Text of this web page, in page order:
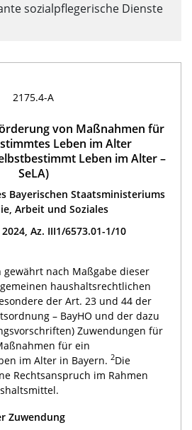
sozialpflegerische Dienste
2175.4-A
von Maßnahmen für
Leben im Alter
Leben im Alter –
SeLA)
Bayerischen Staatsministeriums
Arbeit und Soziales
Az. III1/6573.01-1/10
gewährt nach Maßgabe dieser
haushaltsrechtlichen
der Art. 23 und 44 der
– BayHO und der dazu
Zuwendungen für
für ein
im Alter in Bayern. 2Die
Rechtsanspruch im Rahmen
Zuwendung